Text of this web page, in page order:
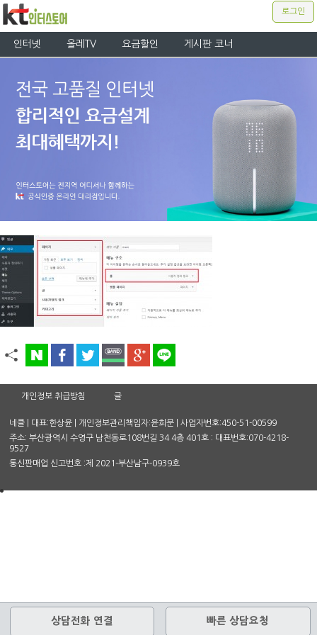
로그인
인터넷 올레TV 요금할인 게시판 코너
개인정보 취급방침 글
네클 | 대표:한상윤 | 개인정보관리책임자:윤희문 | 사업자번호:450-51-00599
주소: 부산광역시 수영구 남천동로108번길 34 4층 401호 : 대표번호:070-4218-
9527
통신판매업 신고번호 :제 2021-부산남구-0939호
상담전화 연결 빠른 상담요청